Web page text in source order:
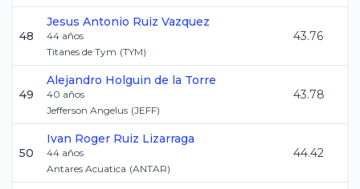
48
Jesus Antonio Ruiz Vazquez
44 años
Titanes de Tym (TYM)
43.76
49
Alejandro Holguin de la Torre
40 años
Jefferson Angelus (JEFF)
43.78
50
Ivan Roger Ruiz Lizarraga
44 años
Antares Acuatica (ANTAR)
44.42